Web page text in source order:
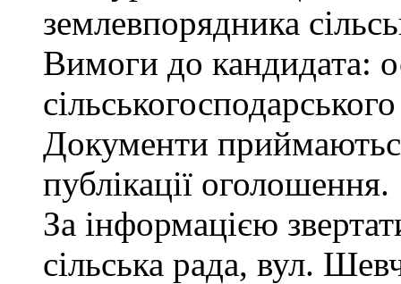
землевпорядника
Вимоги до кандидата:
Документи
публікації оголошення.
За інформацією
сільська рада, вул.